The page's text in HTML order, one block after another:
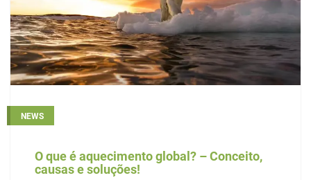
NEWS
O que é aquecimento global? – Conceito,
causas e soluções!